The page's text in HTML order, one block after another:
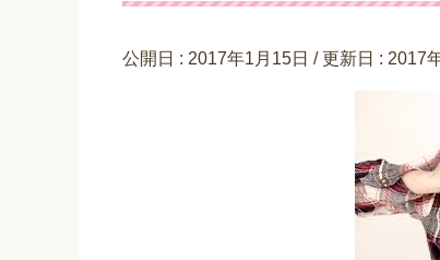
公開日 : 2017年1月15日 / 更新日 : 2017